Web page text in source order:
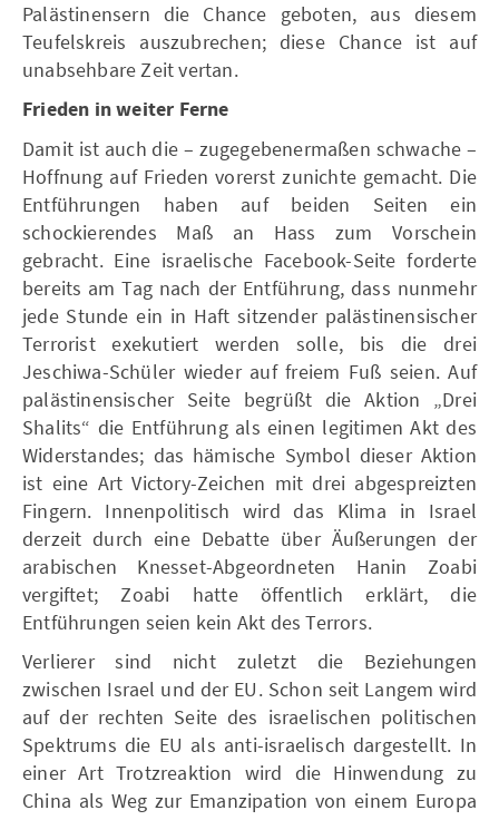
Palästinensern die Chance geboten, aus diesem
Teufelskreis auszubrechen; diese Chance ist auf
unabsehbare Zeit vertan.
Frieden in weiter Ferne
Damit ist auch die – zugegebenermaßen schwache –
Hoffnung auf Frieden vorerst zunichte gemacht. Die
Entführungen haben auf beiden Seiten ein
schockierendes Maß an Hass zum Vorschein
gebracht. Eine israelische Facebook-Seite forderte
bereits am Tag nach der Entführung, dass nunmehr
jede Stunde ein in Haft sitzender palästinensischer
Terrorist exekutiert werden solle, bis die drei
Jeschiwa-Schüler wieder auf freiem Fuß seien. Auf
palästinensischer Seite begrüßt die Aktion „Drei
Shalits“ die Entführung als einen legitimen Akt des
Widerstandes; das hämische Symbol dieser Aktion
ist eine Art Victory-Zeichen mit drei abgespreizten
Fingern. Innenpolitisch wird das Klima in Israel
derzeit durch eine Debatte über Äußerungen der
arabischen Knesset-Abgeordneten Hanin Zoabi
vergiftet; Zoabi hatte öffentlich erklärt, die
Entführungen seien kein Akt des Terrors.
Verlierer sind nicht zuletzt die Beziehungen
zwischen Israel und der EU. Schon seit Langem wird
auf der rechten Seite des israelischen politischen
Spektrums die EU als anti-israelisch dargestellt. In
einer Art Trotzreaktion wird die Hinwendung zu
China als Weg zur Emanzipation von einem Europa